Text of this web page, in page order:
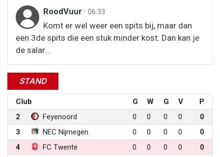
RoodVuur · 06:33
Komt er wel weer een spits bij, maar dan
een 3de spits die een stuk minder kost. Dan kan je
de salar...
STAND
Club G W G V
P
2
Feyenoord 0 0 0 0
0
3
NEC Nijmegen 0 0 0 0
0
4
FC Twente 0 0 0 0
0